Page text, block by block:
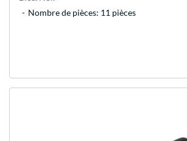
Nombre de pièces: 11 pièces